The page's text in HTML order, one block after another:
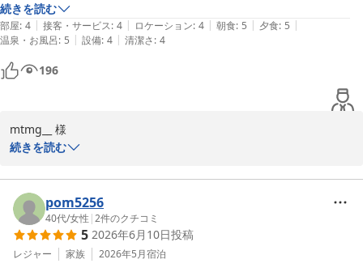
またお越しいただける日を、心よりお待ちしております。次回もご
満足いただけるよう、努めてまいります。
ゆの宿和どう
とができました。
ありがとうございました！
続きを読む
部屋: 4 | 接客・サービス: 4 | ロケーション: 4 | 朝食: 5 | 夕食: 5 |
温泉・お風呂: 5 | 設備: 4 | 清潔さ: 4
196
mtmg__ 様
訳ありのお部屋でしたが、夕食・朝食会場までの距離もそれほど遠
くなく、部屋の足湯もご満足いただけたとのこと、大変嬉しく拝読
しました。
眺望が期待できないとのコメントにもかかわらず、緑が感じられて
落ち着くお時間をお過ごしいただけたとのこと、私どもも安堵して
続きを読む
pom5256
40代/女性 |2件のクチコミ
5 2026年6月10日投稿
レジャー 家族 2026年5月宿泊